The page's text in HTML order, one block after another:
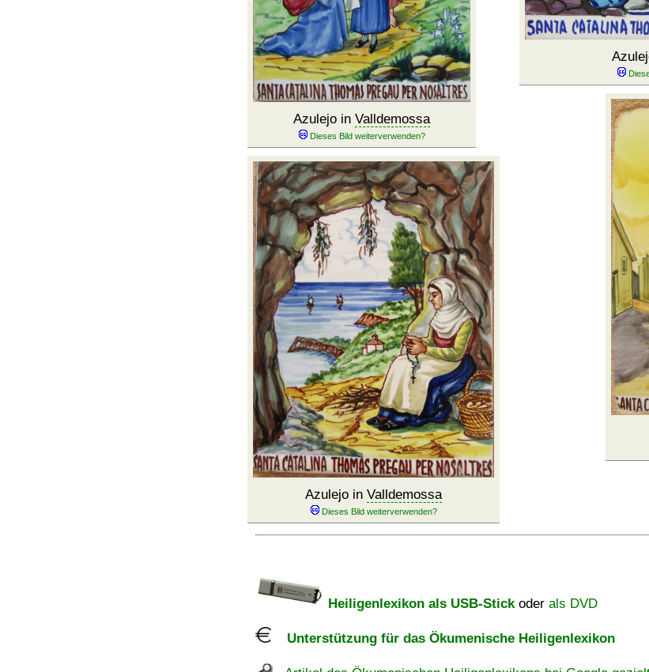
Azulejo in Valldemossa
Azulejo in Valldemossa
Heiligenlexikon als USB-Stickoder als DVD
Unterstützung für das Ökumenische Heiligenlexikon